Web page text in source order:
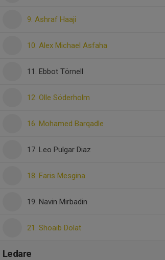
9. Ashraf Haaji
10. Alex Michael Asfaha
11. Ebbot Törnell
12. Olle Söderholm
16. Mohamed Barqadle
17. Leo Pulgar Diaz
18. Faris Mesgina
19. Navin Mirbadin
21. Shoaib Dolat
Ledare